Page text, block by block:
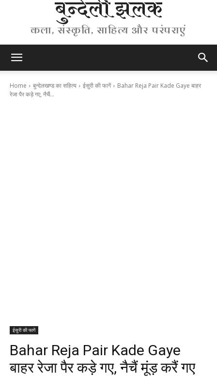
बुन्देली झलक
कला, संस्कृति, साहित्य और परंपराएं
Home बुन्देलखण्ड का सहित्य ईसुरी की फागें
Bahar Reja Pair Kade Gaye बाहर
रेजा पैर कड़े गए, नैचैं...
ईसुरी की फागें
Bahar Reja Pair Kade Gaye
बाहर रेजा पैर कड़े गए, नैचैं मूंड़ करैं गए